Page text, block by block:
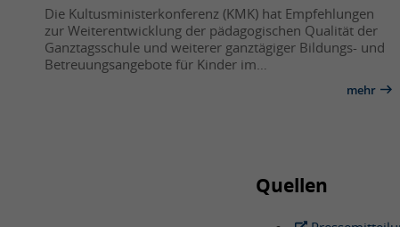
Die Kultusministerkonferenz (KMK) hat Empfehlungen
zur Weiterentwicklung der pädagogischen Qualität der
Ganztagsschule und weiterer ganztägiger Bildungs- und
Betreuungsangebote für Kinder im…
mehr
Quellen